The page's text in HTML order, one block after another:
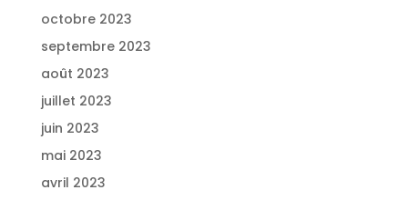
octobre 2023
septembre 2023
août 2023
juillet 2023
juin 2023
mai 2023
avril 2023